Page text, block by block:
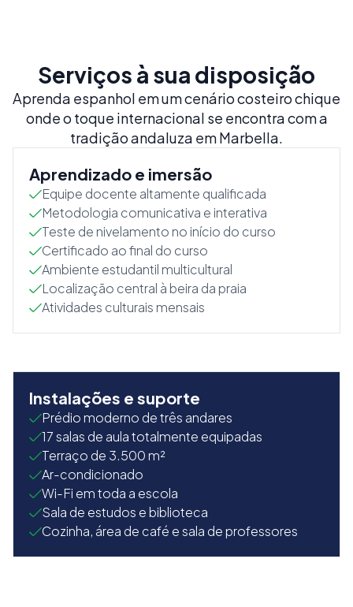
Serviços à sua disposição
Aprenda espanhol em um cenário costeiro chique
onde o toque internacional se encontra com a
tradição andaluza em Marbella.
Aprendizado e imersão
Equipe docente altamente qualificada
Metodologia comunicativa e interativa
Teste de nivelamento no início do curso
Certificado ao final do curso
Ambiente estudantil multicultural
Localização central à beira da praia
Atividades culturais mensais
Instalações e suporte
Prédio moderno de três andares
17 salas de aula totalmente equipadas
Terraço de 3.500 m²
Ar-condicionado
Wi-Fi em toda a escola
Sala de estudos e biblioteca
Cozinha, área de café e sala de professores